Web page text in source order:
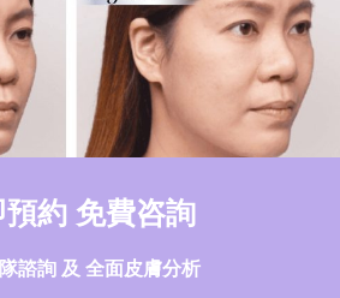
預約 免費咨詢
諮詢 及 全面皮膚分析